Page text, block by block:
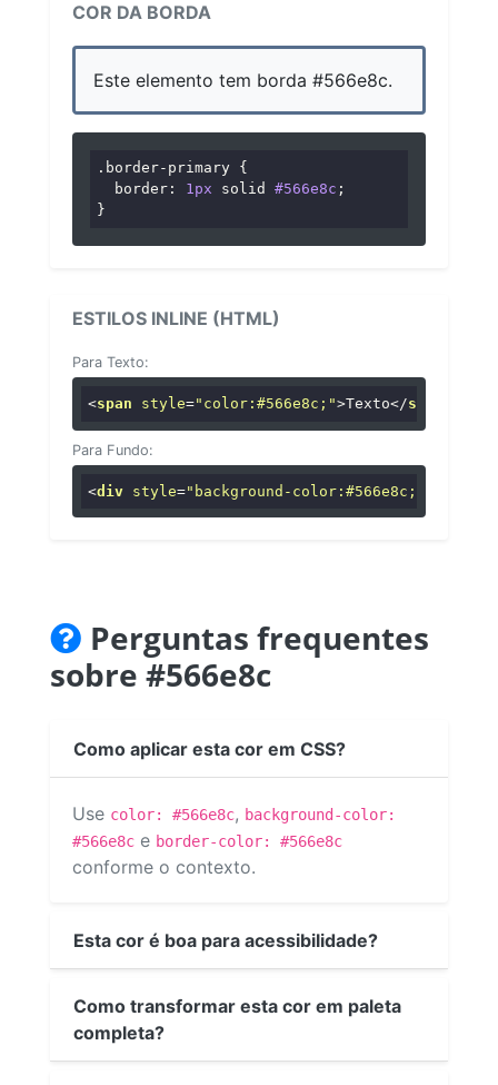
COR DA BORDA
Este elemento tem borda #566e8c.
.border-primary {
border : 1px solid #566e8c ;
}
ESTILOS INLINE (HTML)
Para Texto:
<span style="color:#566e8c;">Texto</span
Para Fundo:
<div style="background-color:#566e8c;"
Perguntas frequentes
sobre #566e8c
Como aplicar esta cor em CSS?
Use color: #566e8c, background-color:
#566e8c e border-color: #566e8c
conforme o contexto.
Esta cor é boa para acessibilidade?
Como transformar esta cor em paleta
completa?